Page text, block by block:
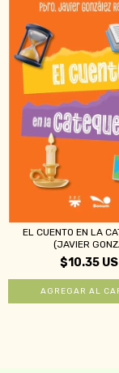
EL CUENTO EN LA
(JAVIER
$10.35